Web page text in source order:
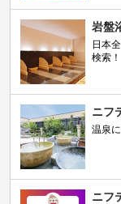
岩盤
日本
検索！
ニフ
温泉
ニフ